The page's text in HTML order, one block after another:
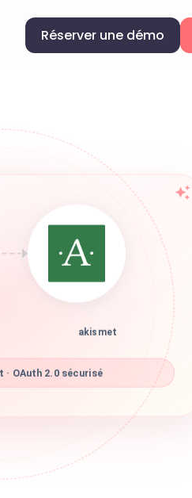
Réserver une démo
akismet
OAuth 2.0 sécurisé